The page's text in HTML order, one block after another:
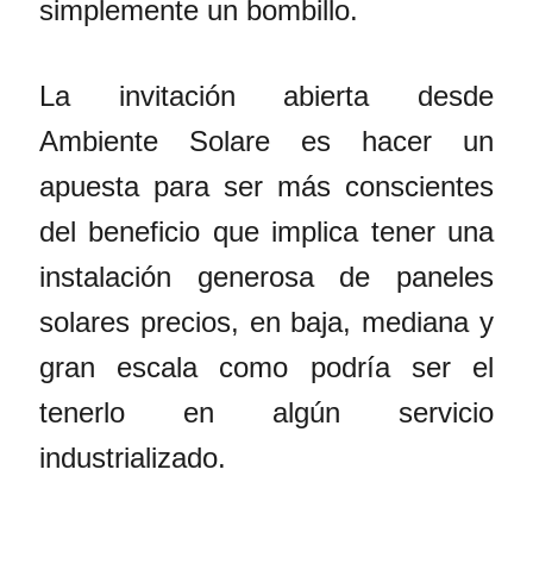
simplemente un bombillo.
La invitación abierta desde
Ambiente Solare es hacer un
apuesta para ser más conscientes
del beneficio que implica tener una
instalación generosa de paneles
solares precios, en baja, mediana y
gran escala como podría ser el
tenerlo en algún servicio
industrializado.